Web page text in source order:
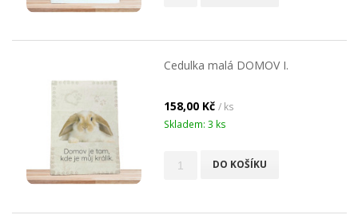
Cedulka malá DOMOV I.
158,00 Kč / ks
Skladem: 3 ks
DO KOŠÍKU